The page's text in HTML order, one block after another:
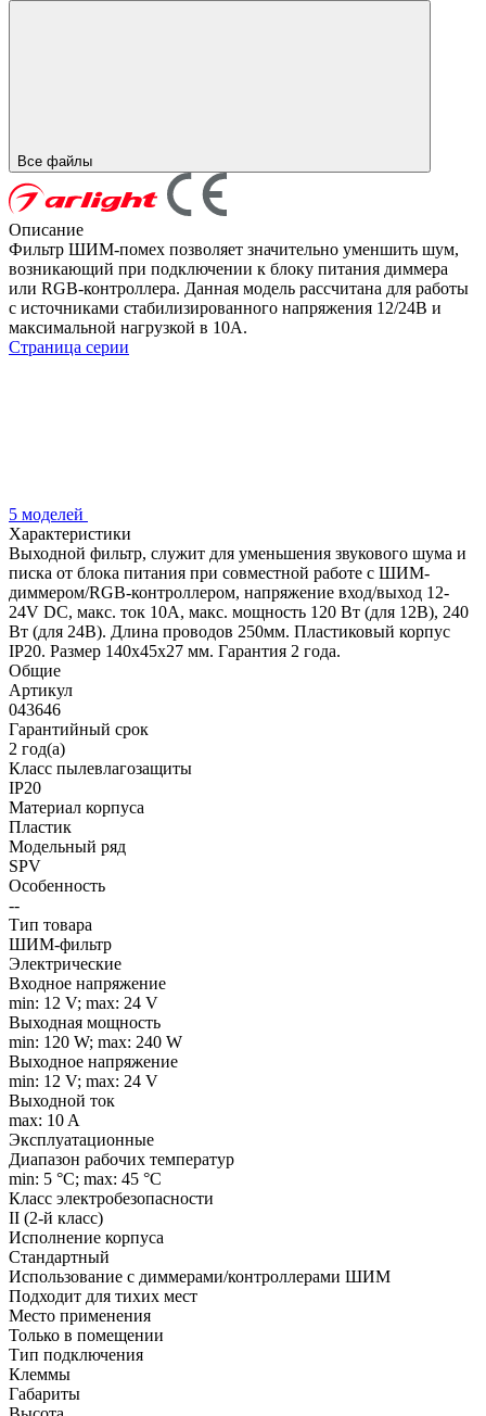
Все файлы
Описание
Фильтр ШИМ-помех позволяет значительно уменшить шум,
возникающий при подключении к блоку питания диммера
или RGB-контроллера. Данная модель рассчитана для работы
с источниками стабилизированного напряжения 12/24В и
максимальной нагрузкой в 10А.
Страница серии
5 моделей
Характеристики
Выходной фильтр, служит для уменьшения звукового шума и
писка от блока питания при совместной работе с ШИМ-
диммером/RGB-контроллером, напряжение вход/выход 12-
24V DC, макс. ток 10A, макс. мощность 120 Вт (для 12В), 240
Вт (для 24В). Длина проводов 250мм. Пластиковый корпус
IP20. Размер 140х45х27 мм. Гарантия 2 года.
Общие
Артикул
043646
Гарантийный срок
2 год(а)
Класс пылевлагозащиты
IP20
Материал корпуса
Пластик
Модельный ряд
SPV
Особенность
--
Тип товара
ШИМ-фильтр
Электрические
Входное напряжение
min: 12 V; max: 24 V
Выходная мощность
min: 120 W; max: 240 W
Выходное напряжение
min: 12 V; max: 24 V
Выходной ток
max: 10 A
Эксплуатационные
Диапазон рабочих температур
min: 5 °C; max: 45 °C
Класс электробезопасности
II (2-й класс)
Исполнение корпуса
Стандартный
Использование с диммерами/контроллерами ШИМ
Подходит для тихих мест
Место применения
Только в помещении
Тип подключения
Клеммы
Габариты